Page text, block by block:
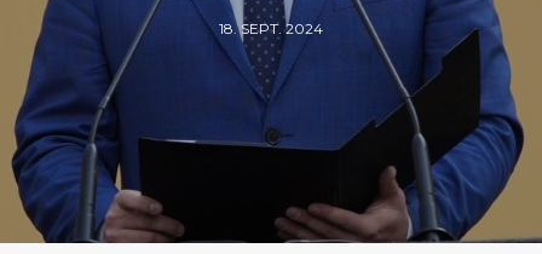
18. SEPT. 2024